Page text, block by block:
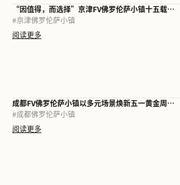
“因值得，而选择”京津FV佛罗伦萨小镇十五载再启新程
#京津佛罗伦萨小镇
阅读更多
成都FV佛罗伦萨小镇以多元场景焕新五一黄金周，加码“体验经济”
#成都佛罗伦萨小镇
阅读更多